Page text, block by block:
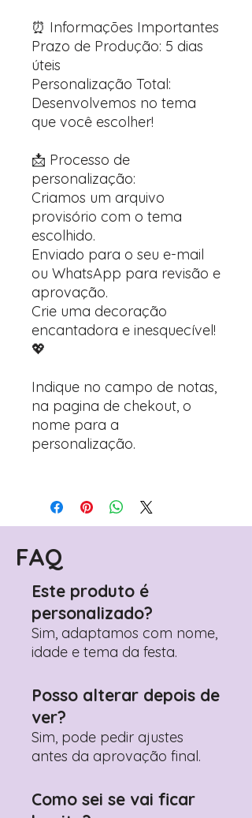
⏰ Informações Importantes
Prazo de Produção: 5 dias
úteis
Personalização Total:
Desenvolvemos no tema
que você escolher!
📩 Processo de
personalização:
Criamos um arquivo
provisório com o tema
escolhido.
Enviado para o seu e-mail
ou WhatsApp para revisão e
aprovação.
Crie uma decoração
encantadora e inesquecível!
💖
Indique no campo de notas,
na pagina de chekout, o
nome para a
personalização.
FAQ
Este produto é
personalizado?
Sim, adaptamos com nome,
idade e tema da festa.
Posso alterar depois de
ver?
Sim, pode pedir ajustes
antes da aprovação final.
Como sei se vai ficar